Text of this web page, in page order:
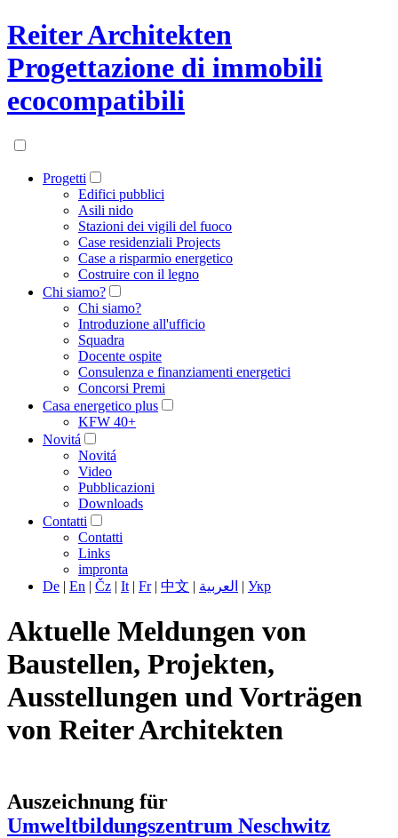
Reiter Architekten
Progettazione di immobili
ecocompatibili
Progetti
Edifici pubblici
Asili nido
Stazioni dei vigili del fuoco
Case residenziali Projects
Case a risparmio energetico
Costruire con il legno
Chi siamo?
Chi siamo?
Introduzione all'ufficio
Squadra
Docente ospite
Consulenza e finanziamenti energetici
Concorsi Premi
Casa energetico plus
KFW 40+
Novitá
Novitá
Video
Pubblicazioni
Downloads
Contatti
Contatti
Links
impronta
De | En | Čz | It | Fr| 中文 | العربية | Укр
Aktuelle Meldungen von
Baustellen, Projekten,
Ausstellungen und Vorträgen
von Reiter Architekten
Auszeichnung für
Umweltbildungszentrum Neschwitz